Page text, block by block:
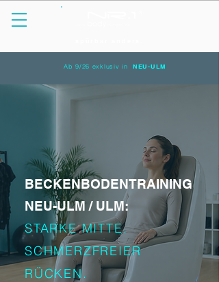
Ab 9/26 exklusiv inNEU-ULM
BECKENBODENTRAINING
NEU-ULM / ULM:
STARKE MITTE.
SCHMERZFREIER
RÜCKEN.